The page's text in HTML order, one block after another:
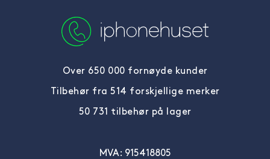
Over 650 000 fornøyde kunder
Tilbehør fra 514 forskjellige merker
50 731 tilbehør på lager
MVA: 915418805